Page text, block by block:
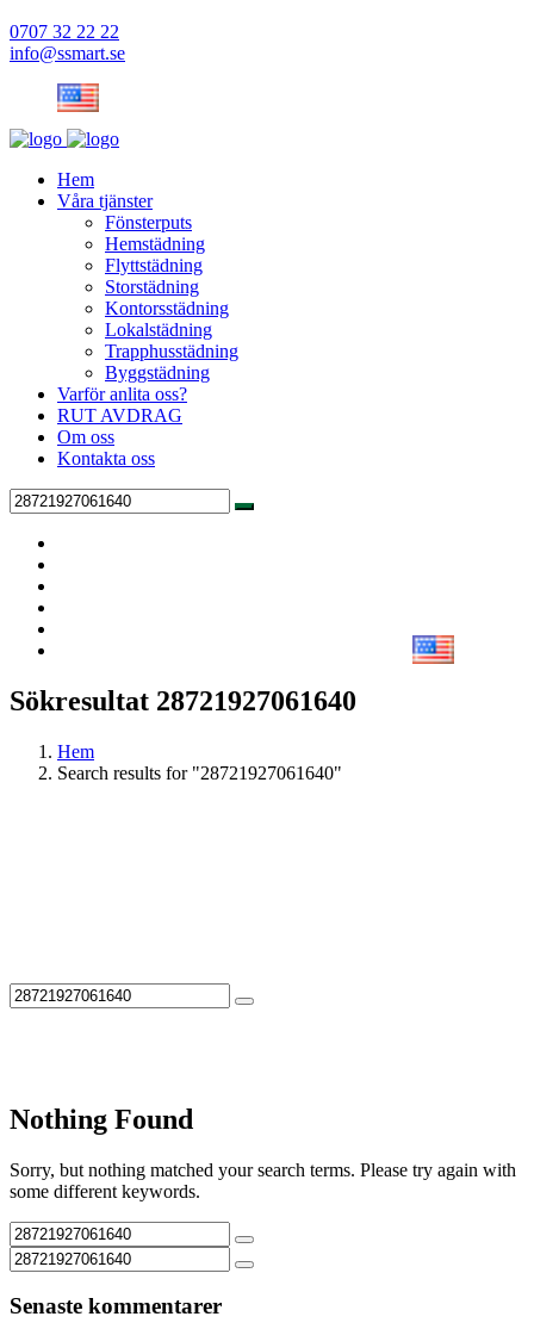
0707 32 22 22
info@ssmart.se
Hem
Våra tjänster
Fönsterputs
Hemstädning
Flyttstädning
Storstädning
Kontorsstädning
Lokalstädning
Trapphusstädning
Byggstädning
Varför anlita oss?
RUT AVDRAG
Om oss
Kontakta oss
Sökresultat 28721927061640
Hem
Search results for "28721927061640"
Nothing Found
Sorry, but nothing matched your search terms. Please try again with
some different keywords.
Senaste kommentarer